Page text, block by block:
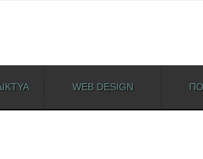
WEB DESIGN